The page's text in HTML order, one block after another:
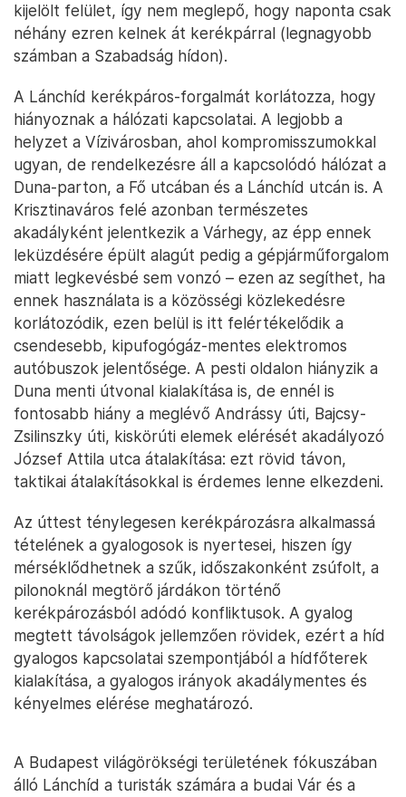
kijelölt felület, így nem meglepő, hogy naponta csak
néhány ezren kelnek át kerékpárral (legnagyobb
számban a Szabadság hídon).
A Lánchíd kerékpáros-forgalmát korlátozza, hogy
hiányoznak a hálózati kapcsolatai. A legjobb a
helyzet a Vízivárosban, ahol kompromisszumokkal
ugyan, de rendelkezésre áll a kapcsolódó hálózat a
Duna-parton, a Fő utcában és a Lánchíd utcán is. A
Krisztinaváros felé azonban természetes
akadályként jelentkezik a Várhegy, az épp ennek
leküzdésére épült alagút pedig a gépjárműforgalom
miatt legkevésbé sem vonzó – ezen az segíthet, ha
ennek használata is a közösségi közlekedésre
korlátozódik, ezen belül is itt felértékelődik a
csendesebb, kipufogógáz-mentes elektromos
autóbuszok jelentősége. A pesti oldalon hiányzik a
Duna menti útvonal kialakítása is, de ennél is
fontosabb hiány a meglévő Andrássy úti, Bajcsy-
Zsilinszky úti, kiskörúti elemek elérését akadályozó
József Attila utca átalakítása: ezt rövid távon,
taktikai átalakításokkal is érdemes lenne elkezdeni.
Az úttest ténylegesen kerékpározásra alkalmassá
tételének a gyalogosok is nyertesei, hiszen így
mérséklődhetnek a szűk, időszakonként zsúfolt, a
pilonoknál megtörő járdákon történő
kerékpározásból adódó konfliktusok. A gyalog
megtett távolságok jellemzően rövidek, ezért a híd
gyalogos kapcsolatai szempontjából a hídfőterek
kialakítása, a gyalogos irányok akadálymentes és
kényelmes elérése meghatározó.
A Budapest világörökségi területének fókuszában
álló Lánchíd a turisták számára a budai Vár és a